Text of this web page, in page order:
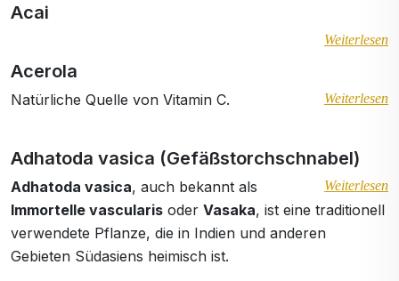
Acai
Weiterlesen
Acerola
Weiterlesen
Natürliche Quelle von Vitamin C.
Adhatoda vasica (Gefäßstorchschnabel)
Weiterlesen
Adhatoda vasica, auch bekannt als
Immortelle vascularis oder Vasaka, ist eine traditionell
verwendete Pflanze, die in Indien und anderen
Gebieten Südasiens heimisch ist.